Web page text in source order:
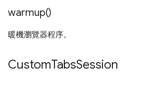
warmup()
暖機瀏覽器程序。
CustomTabsSession